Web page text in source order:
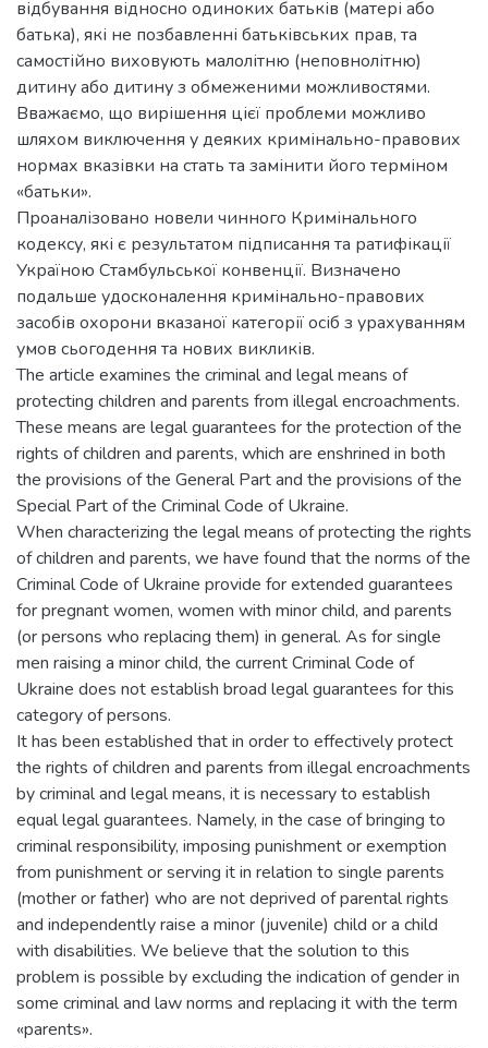
відбування відносно одиноких батьків (матері або
батька), які не позбавленні батьківських прав, та
самостійно виховують малолітню (неповнолітню)
дитину або дитину з обмеженими можливостями.
Вважаємо, що вирішення цієї проблеми можливо
шляхом виключення у деяких кримінально-правових
нормах вказівки на стать та замінити його терміном
«батьки».
Проаналізовано новели чинного Кримінального
кодексу, які є результатом підписання та ратифікації
Україною Стамбульської конвенції. Визначено
подальше удосконалення кримінально-правових
засобів охорони вказаної категорії осіб з урахуванням
умов сьогодення та нових викликів.
The article examines the criminal and legal means of
protecting children and parents from illegal encroachments.
These means are legal guarantees for the protection of the
rights of children and parents, which are enshrined in both
the provisions of the General Part and the provisions of the
Special Part of the Criminal Code of Ukraine.
When characterizing the legal means of protecting the rights
of children and parents, we have found that the norms of the
Criminal Code of Ukraine provide for extended guarantees
for pregnant women, women with minor child, and parents
(or persons who replacing them) in general. As for single
men raising a minor child, the current Criminal Code of
Ukraine does not establish broad legal guarantees for this
category of persons.
It has been established that in order to effectively protect
the rights of children and parents from illegal encroachments
by criminal and legal means, it is necessary to establish
equal legal guarantees. Namely, in the case of bringing to
criminal responsibility, imposing punishment or exemption
from punishment or serving it in relation to single parents
(mother or father) who are not deprived of parental rights
and independently raise a minor (juvenile) child or a child
with disabilities. We believe that the solution to this
problem is possible by excluding the indication of gender in
some criminal and law norms and replacing it with the term
«parents».